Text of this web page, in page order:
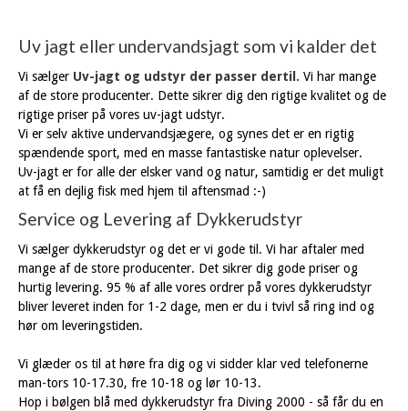
Uv jagt eller undervandsjagt som vi kalder det
Vi sælger Uv-jagt og udstyr der passer dertil. Vi har mange
af de store producenter. Dette sikrer dig den rigtige kvalitet og de
rigtige priser på vores uv-jagt udstyr.
Vi er selv aktive undervandsjægere, og synes det er en rigtig
spændende sport, med en masse fantastiske natur oplevelser.
Uv-jagt er for alle der elsker vand og natur, samtidig er det muligt
at få en dejlig fisk med hjem til aftensmad :-)
Service og Levering af Dykkerudstyr
Vi sælger dykkerudstyr og det er vi gode til. Vi har aftaler med
mange af de store producenter. Det sikrer dig gode priser og
hurtig levering. 95 % af alle vores ordrer på vores dykkerudstyr
bliver leveret inden for 1-2 dage, men er du i tvivl så ring ind og
hør om leveringstiden.
Vi glæder os til at høre fra dig og vi sidder klar ved telefonerne
man-tors 10-17.30, fre 10-18 og lør 10-13.
Hop i bølgen blå med dykkerudstyr fra Diving 2000 - så får du en